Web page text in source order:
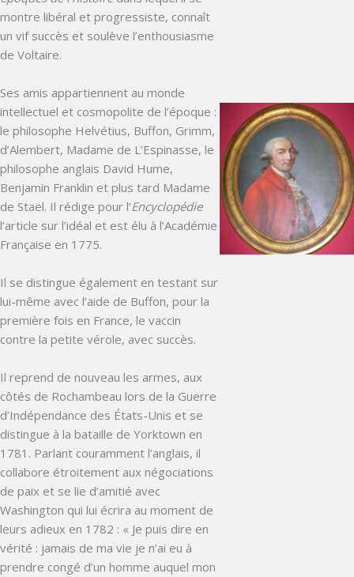
montre libéral et progressiste, connaît
un vif succès et soulève l’enthousiasme
de Voltaire.
Ses amis appartiennent au monde
intellectuel et cosmopolite de l’époque :
le philosophe Helvétius, Buffon, Grimm,
d’Alembert, Madame de L’Espinasse, le
philosophe anglais David Hume,
Benjamin Franklin et plus tard Madame
de Staël. Il rédige pour l’Encyclopédie
l’article sur l’idéal et est élu à l’Académie
Française en 1775.
Il se distingue également en testant sur
lui-même avec l’aide de Buffon, pour la
première fois en France, le vaccin
contre la petite vérole, avec succès.
Il reprend de nouveau les armes, aux
côtés de Rochambeau lors de la Guerre
d’Indépendance des États-Unis et se
distingue à la bataille de Yorktown en
1781. Parlant couramment l’anglais, il
collabore étroitement aux négociations
de paix et se lie d’amitié avec
Washington qui lui écrira au moment de
leurs adieux en 1782 : « Je puis dire en
vérité : jamais de ma vie je n’ai eu à
prendre congé d’un homme auquel mon